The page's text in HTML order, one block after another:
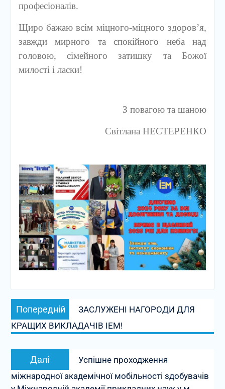
професіоналів.
Щиро бажаю всім міцного-міцного здоров’я,
завжди мирного та спокійного неба над
головою, сімейного затишку та Божої
милості і ласки!
З повагою та шаною
Світлана НЕСТЕРЕНКО
Навігація
записів
Попередній
запис:
ЗАСЛУЖЕНІ НАГОРОДИ ДЛЯ
КРАЩИХ ВИКЛАДАЧІВ ІЕМ!
Далі
Наступний
запис:
Успішне проходження
міжнародної академічної мобільності здобувачів